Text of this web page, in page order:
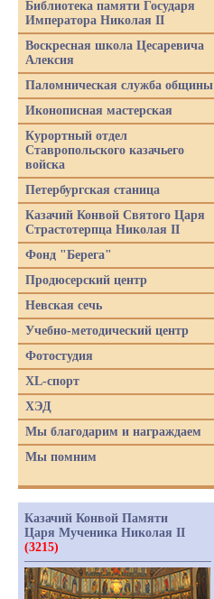
Библиотека памяти Государя
Императора Николая II
Воскресная школа Цесаревича
Алексия
Паломническая служба общины
Иконописная мастерская
Курортный отдел
Ставропольского казачьего
войска
Петербургская станица
Казачий Конвой Святого Царя
Страстотерпца Николая II
Фонд "Берега"
Продюсерский центр
Невская сечь
Учебно-методический центр
Фотостудия
XL-спорт
ХЭД
Мы благодарим и награждаем
Мы помним
Казачий Конвой Памяти
Царя Мученика Николая II
(3215)